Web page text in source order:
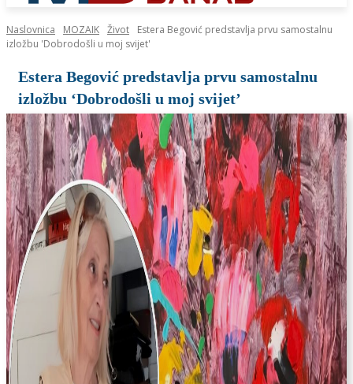
Naslovnica MOZAIK Život
Estera Begović predstavlja prvu samostalnu
izložbu 'Dobrodošli u moj svijet'
Estera Begović predstavlja prvu samostalnu
izložbu ‘Dobrodošli u moj svijet’